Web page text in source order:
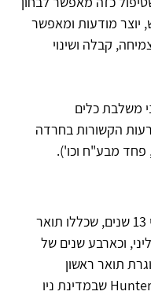
יוצר מודעות ומאפשר
קבלה ושינוי
משלבת כלים
הקשורות בחרדה
מבע"ח וכו').
הכשרתי בפסיכולוגיה נפרסה על פני 13 שנים, שכללו תואר
וכארבע שנים של
תואר ראשון
שבמדינת ניו